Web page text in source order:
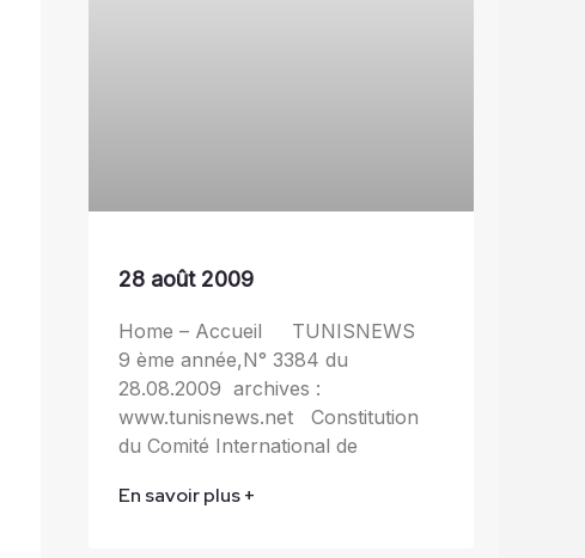
28 août 2009
Home – Accueil TUNISNEWS
9 ème année,N° 3384 du
28.08.2009 archives :
www.tunisnews.net Constitution
du Comité International de
En savoir plus +